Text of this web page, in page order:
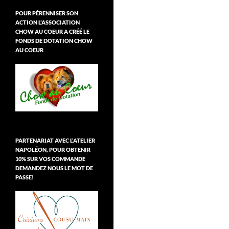
POUR PÉRENNISER SON
ACTION L’ASSOCIATION
CHOW AU COEUR A CRÉÉ LE
FONDS DE DOTATION CHOW
AU COEUR
PARTENARIAT AVEC L’ATELIER
NAPOLÉON, POUR OBTENIR
10% SUR VOS COMMANDE
DEMANDEZ NOUS LE MOT DE
PASSE!